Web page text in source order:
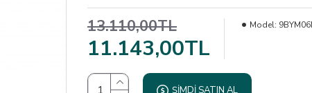
11.143,00TL
13.110,00TL Model:
ŞIMDI SATIN AL